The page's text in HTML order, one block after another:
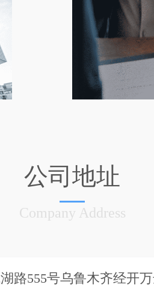
公司地址
Company Address
路555号乌鲁木齐经开